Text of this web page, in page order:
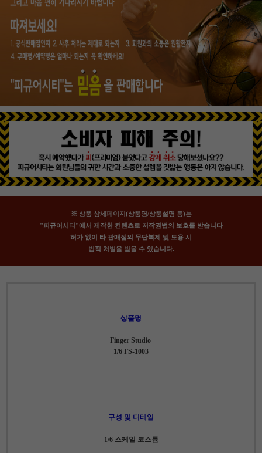
※ 상품 상세페이지(상품명/상품설명 등)는
"피규어시티"에서 제작한 컨텐츠로 저작권법의 보호를 받습니다
허가 없이 타 판매점의 무단복제 및 도용 시
법적 처벌을 받을 수 있습니다.
상품명
Finger Studio
1/6 FS-1003
구성 및 디테일
1/6 스케일 코스튬